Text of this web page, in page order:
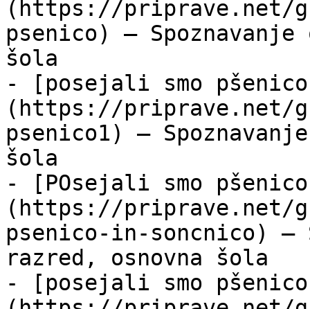
(https://priprave.net/
psenico) —
šola
- [posejali smo
(https://priprave.net/
psenico1) —
šola
- [POsejali smo
(https://priprave.net/
psenico-in-soncnico) —
razred, osnovna šola
- [posejali smo